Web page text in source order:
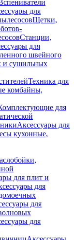
для
Щетки,
Станции,
для
швейного
и сушильных
Техника для
комбайны,
для
Аксессуары для
кухонные,
для плит и
для
для
для